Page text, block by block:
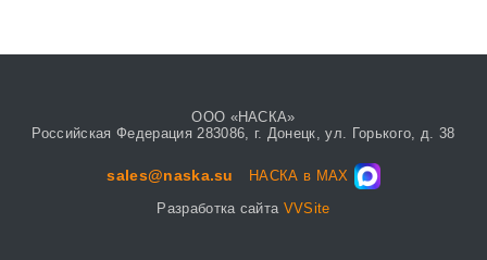
ООО «НАСКА»
Российская Федерация 283086, г. Донецк, ул. Горького, д. 38
sales@naska.su
НАСКА в MAX
Разработка сайта VVSite